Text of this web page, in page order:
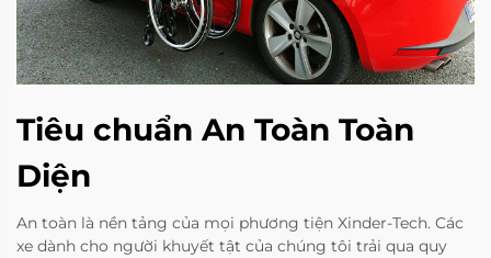
Tiêu chuẩn An Toàn Toàn
Diện
An toàn là nền tảng của mọi phương tiện Xinder-Tech. Các
xe dành cho người khuyết tật của chúng tôi trải qua quy